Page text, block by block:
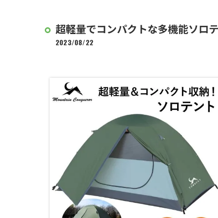
超軽量でコンパクトな多機能ソロ
2023/08/22